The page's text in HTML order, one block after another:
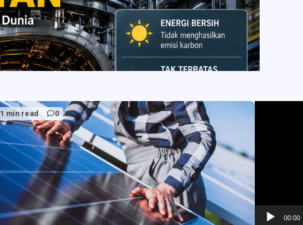
1 min read 0
Pemutar
00:00